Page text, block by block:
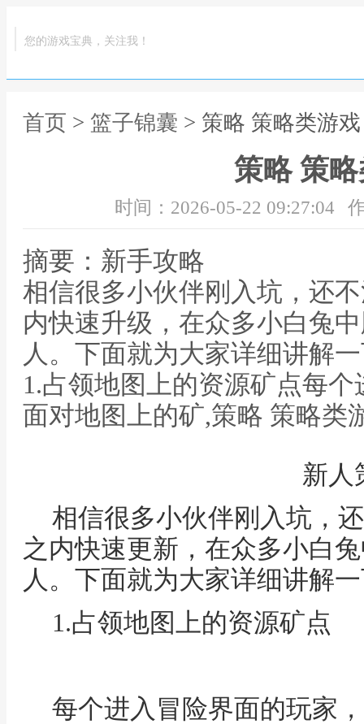
您的游戏宝典，关注我！
首页 > 篮子锦囊 > 策略 策略类游戏
策略 策
时间：2026-05-22 09:27:04
摘要：新手攻略
相信很多小伙伴刚入坑，还
内快速升级，在众多小白兔
人。下面就为大家详细讲解
1.占领地图上的资源矿点每
面对地图上的矿,策略 策略类
新人
相信很多小伙伴刚入坑，
之内快速更新，在众多小白
人。下面就为大家详细讲解
1.占领地图上的资源矿点
每个进入冒险界面的玩家